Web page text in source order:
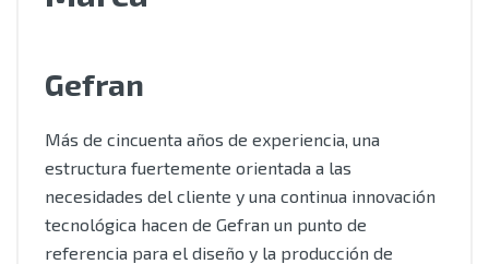
Gefran
Más de cincuenta años de experiencia, una
estructura fuertemente orientada a las
necesidades del cliente y una continua innovación
tecnológica hacen de Gefran un punto de
referencia para el diseño y la producción de